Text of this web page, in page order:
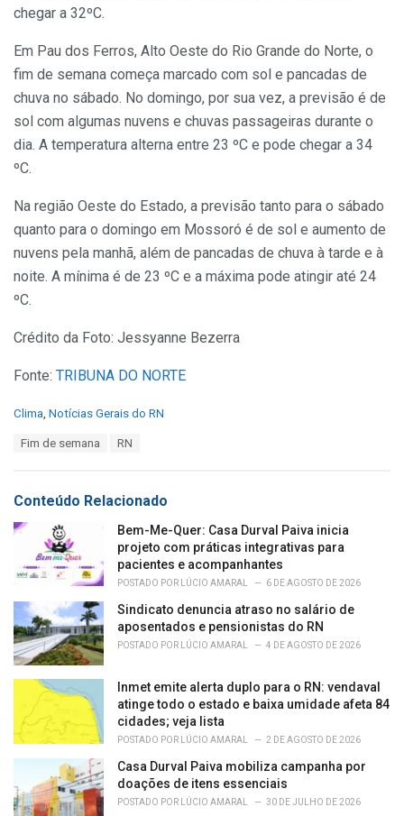
chegar a 32ºC.
Em Pau dos Ferros, Alto Oeste do Rio Grande do Norte, o
fim de semana começa marcado com sol e pancadas de
chuva no sábado. No domingo, por sua vez, a previsão é de
sol com algumas nuvens e chuvas passageiras durante o
dia. A temperatura alterna entre 23 ºC e pode chegar a 34
ºC.
Na região Oeste do Estado, a previsão tanto para o sábado
quanto para o domingo em Mossoró é de sol e aumento de
nuvens pela manhã, além de pancadas de chuva à tarde e à
noite. A mínima é de 23 ºC e a máxima pode atingir até 24
ºC.
Crédito da Foto: Jessyanne Bezerra
Fonte: TRIBUNA DO NORTE
C
o
r
i
Clima, Notícias Gerais do RN
:
Fim de semana RN
Conteúdo Relacionado
Bem-Me-Quer: Casa Durval Paiva inicia
projeto com práticas integrativas para
pacientes e acompanhantes
POSTADO POR LÚCIO AMARAL 6 DE AGOSTO DE 2026
Sindicato denuncia atraso no salário de
aposentados e pensionistas do RN
POSTADO POR LÚCIO AMARAL 4 DE AGOSTO DE 2026
Inmet emite alerta duplo para o RN: vendaval
atinge todo o estado e baixa umidade afeta 84
cidades; veja lista
POSTADO POR LÚCIO AMARAL 2 DE AGOSTO DE 2026
Casa Durval Paiva mobiliza campanha por
doações de itens essenciais
POSTADO POR LÚCIO AMARAL 30 DE JULHO DE 2026